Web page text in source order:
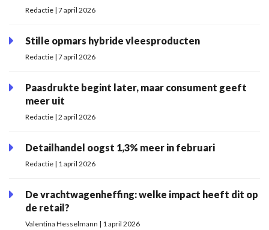
Redactie | 7 april 2026
Stille opmars hybride vleesproducten
Redactie | 7 april 2026
Paasdrukte begint later, maar consument geeft
meer uit
Redactie | 2 april 2026
Detailhandel oogst 1,3% meer in februari
Redactie | 1 april 2026
De vrachtwagenheffing: welke impact heeft dit op
de retail?
Valentina Hesselmann | 1 april 2026